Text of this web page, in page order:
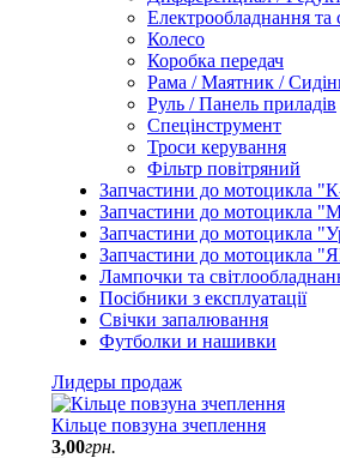
Електрообладнання та
Колесо
Коробка передач
Рама / Маятник /
Руль / Панель приладів
Спецінструмент
Троси керування
Фільтр повітряний
Запчастини до мотоцикла
Запчастини до мотоцикла
Запчастини до мотоцикла
Запчастини до мотоцикла
Лампочки та
Посібники з експлуатації
Свічки запалювання
Футболки и нашивки
Лидеры продаж
Кільце повзуна зчеплення
3,00грн.